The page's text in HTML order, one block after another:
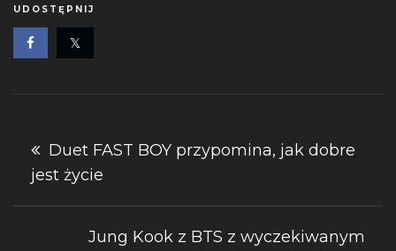
UDOSTĘPNIJ
Nawigacja
wpisu
Duet FAST BOY przypomina, jak dobre
jest życie
Jung Kook z BTS z wyczekiwanym